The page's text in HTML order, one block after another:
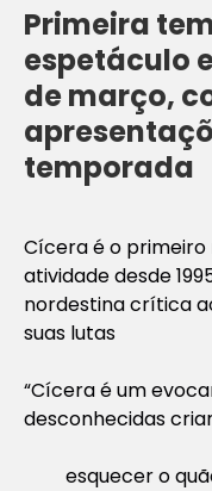
Primeira
espetáculo
de março,
temporada
Cícera é o
atividade desde
nordestina crítica
suas lutas
“Cícera é um
desconhecidas
esquecer o